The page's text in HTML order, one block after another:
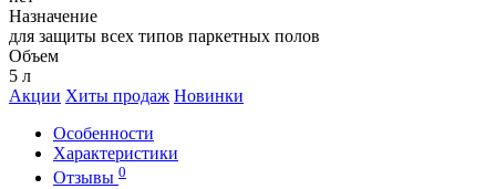
Назначение
для защиты всех типов паркетных полов
Объем
5 л
Акции Хиты продаж Новинки
Особенности
Характеристики
Отзывы 0